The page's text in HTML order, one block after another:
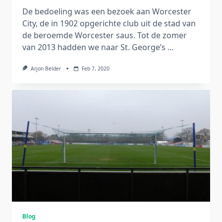
De bedoeling was een bezoek aan Worcester
City, de in 1902 opgerichte club uit de stad van
de beroemde Worcester saus. Tot de zomer
van 2013 hadden we naar St. George’s ...
Arjon Belder Feb 7, 2020
Blog